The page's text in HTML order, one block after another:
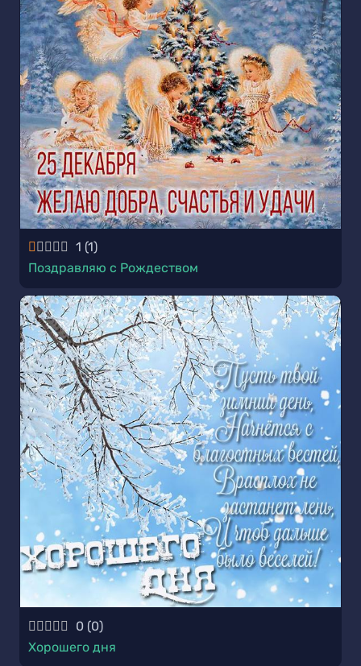
1 (1)
Поздравляю с Рождеством
0 (0)
Хорошего дня